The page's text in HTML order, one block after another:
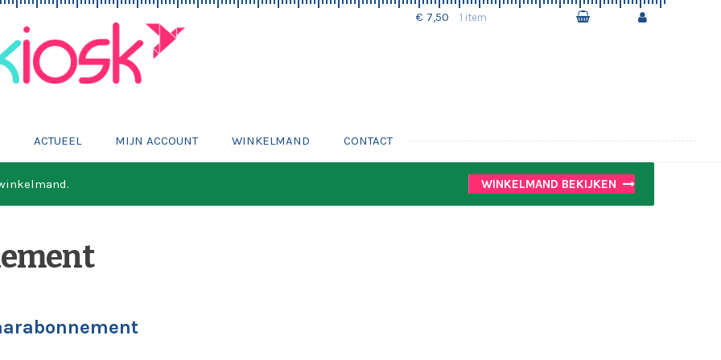
€ 7,50 1 item
ACTUEEL MIJN ACCOUNT WINKELMAND CONTACT
WINKELMAND BEKIJKEN